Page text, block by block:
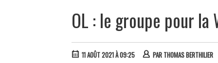
OL : le groupe pour la
11 AOÛT 2021 À 09:25 PAR THOMAS BERTHILIER